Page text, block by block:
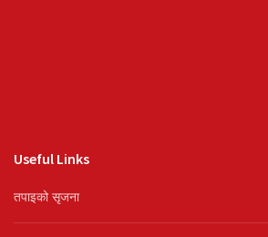
Useful Links
तपाइको सृजना